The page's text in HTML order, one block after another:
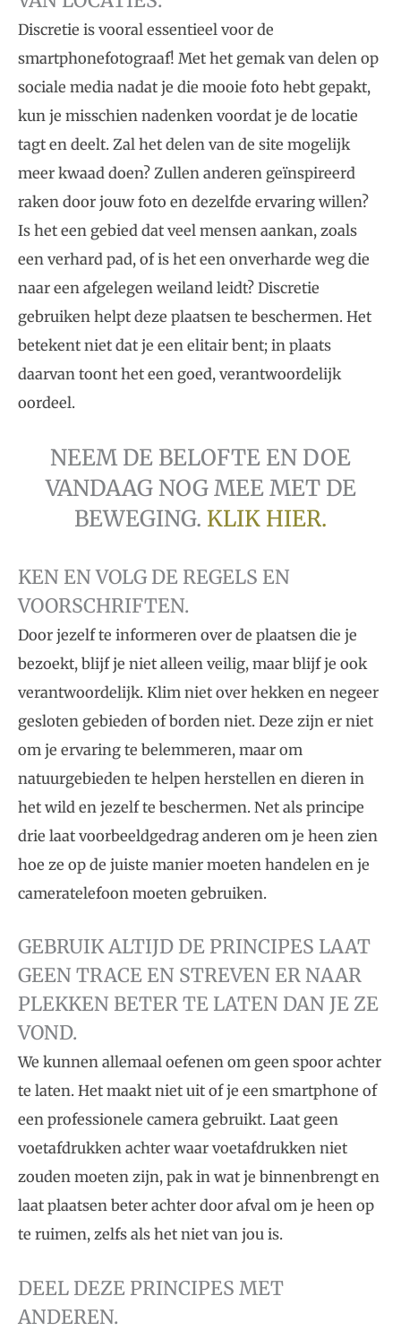
Discretie is vooral essentieel voor de
smartphonefotograaf! Met het gemak van delen op
sociale media nadat je die mooie foto hebt gepakt,
kun je misschien nadenken voordat je de locatie
tagt en deelt. Zal het delen van de site mogelijk
meer kwaad doen? Zullen anderen geïnspireerd
raken door jouw foto en dezelfde ervaring willen?
Is het een gebied dat veel mensen aankan, zoals
een verhard pad, of is het een onverharde weg die
naar een afgelegen weiland leidt? Discretie
gebruiken helpt deze plaatsen te beschermen. Het
betekent niet dat je een elitair bent; in plaats
daarvan toont het een goed, verantwoordelijk
oordeel.
NEEM DE BELOFTE EN DOE
VANDAAG NOG MEE MET DE
BEWEGING. KLIK HIER.
KEN EN VOLG DE REGELS EN
VOORSCHRIFTEN.
Door jezelf te informeren over de plaatsen die je
bezoekt, blijf je niet alleen veilig, maar blijf je ook
verantwoordelijk. Klim niet over hekken en negeer
gesloten gebieden of borden niet. Deze zijn er niet
om je ervaring te belemmeren, maar om
natuurgebieden te helpen herstellen en dieren in
het wild en jezelf te beschermen. Net als principe
drie laat voorbeeldgedrag anderen om je heen zien
hoe ze op de juiste manier moeten handelen en je
cameratelefoon moeten gebruiken.
GEBRUIK ALTIJD DE PRINCIPES LAAT
GEEN TRACE EN STREVEN ER NAAR
PLEKKEN BETER TE LATEN DAN JE ZE
VOND.
We kunnen allemaal oefenen om geen spoor achter
te laten. Het maakt niet uit of je een smartphone of
een professionele camera gebruikt. Laat geen
voetafdrukken achter waar voetafdrukken niet
zouden moeten zijn, pak in wat je binnenbrengt en
laat plaatsen beter achter door afval om je heen op
te ruimen, zelfs als het niet van jou is.
DEEL DEZE PRINCIPES MET
ANDEREN.